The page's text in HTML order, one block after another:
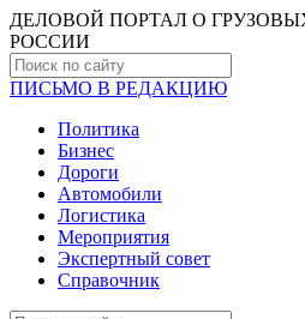
ДЕЛОВОЙ ПОРТАЛ О
РОCСИИ
ПИСЬМО В РЕДАКЦИЮ
Политика
Бизнес
Дороги
Автомобили
Логистика
Мероприятия
Экспертный совет
Справочник